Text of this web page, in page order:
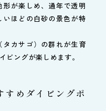
が楽しめ、通年で透明
ほどの白砂の景色が特
カサゴ）の群れが生育
ビングが楽しめます。
すめダイビングポ